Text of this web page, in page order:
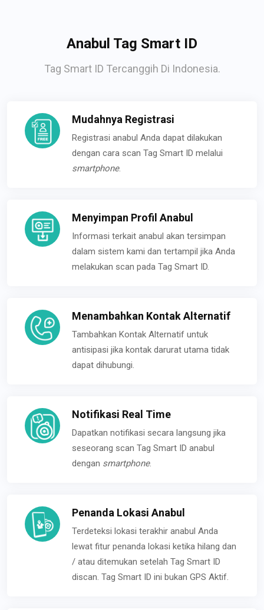
Anabul Tag Smart ID
Tag Smart ID Tercanggih Di Indonesia.
Mudahnya Registrasi
Registrasi anabul Anda dapat dilakukan
dengan cara scan Tag Smart ID melalui
smartphone.
Menyimpan Profil Anabul
Informasi terkait anabul akan tersimpan
dalam sistem kami dan tertampil jika Anda
melakukan scan pada Tag Smart ID.
Menambahkan Kontak Alternatif
Tambahkan Kontak Alternatif untuk
antisipasi jika kontak darurat utama tidak
dapat dihubungi.
Notifikasi Real Time
Dapatkan notifikasi secara langsung jika
seseorang scan Tag Smart ID anabul
dengan smartphone.
Penanda Lokasi Anabul
Terdeteksi lokasi terakhir anabul Anda
lewat fitur penanda lokasi ketika hilang dan
/ atau ditemukan setelah Tag Smart ID
discan. Tag Smart ID ini bukan GPS Aktif.